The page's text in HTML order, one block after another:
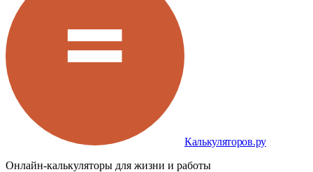
Калькуляторов.ру
Онлайн-калькуляторы для жизни и работы